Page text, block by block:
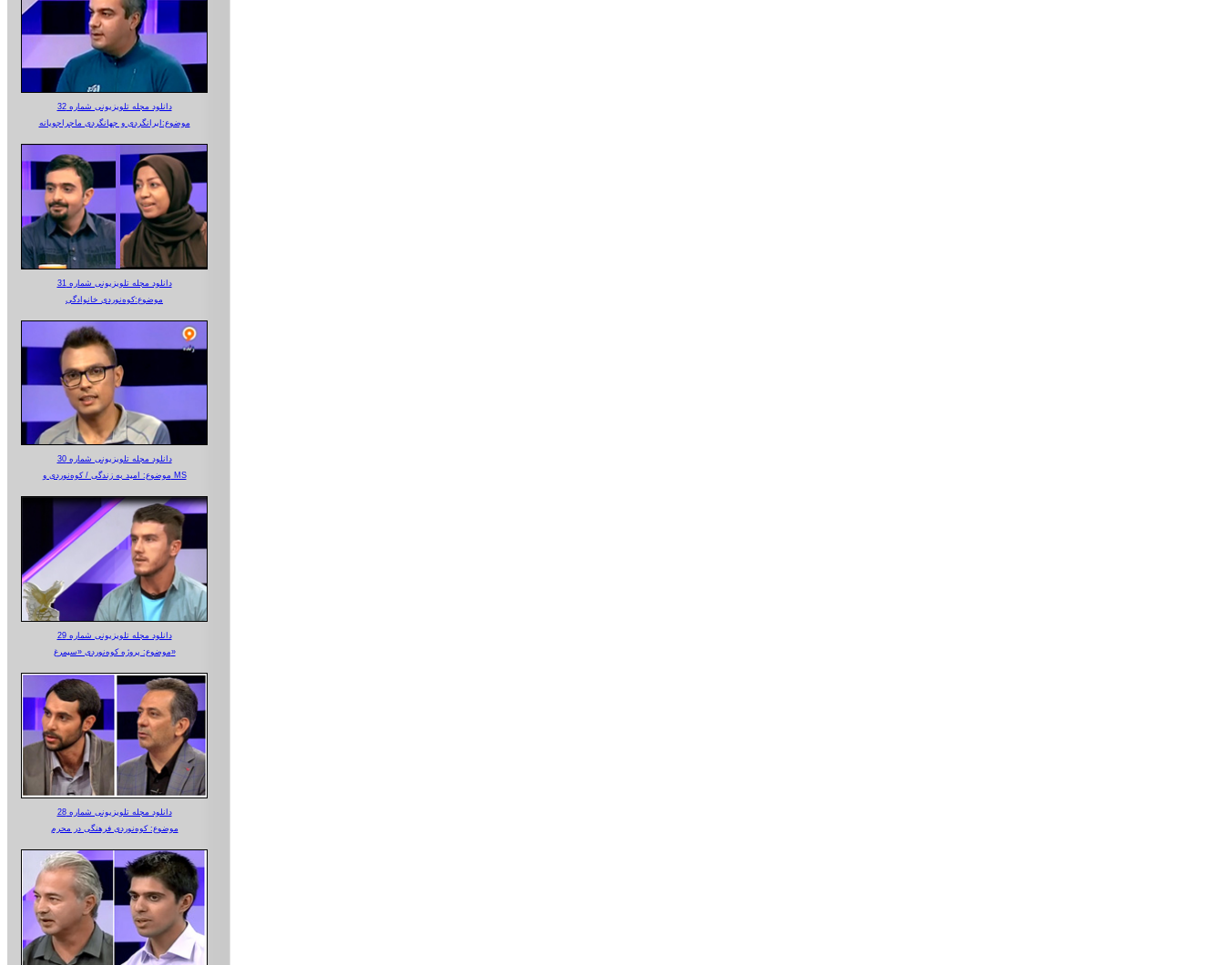
دانلود مجله تلویزیونی شماره 32
موضوع:ایرانگردی و جهانگردی ماجراجویانه
دانلود مجله تلویزیونی شماره 31
موضوع:کوه‌نوردی خانوادگی
دانلود مجله تلویزیونی شماره 30
موضوع: امید به زندگی / کوه‌نوردی و MS
دانلود مجله تلویزیونی شماره 29
موضوع: پروژه کوه‌نوردی «سیمرغ»
دانلود مجله تلویزیونی شماره 28
موضوع: کوه‌نوردی فرهنگی در محرم